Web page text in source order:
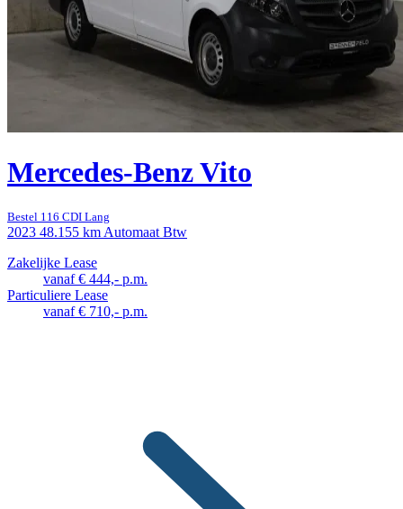
Mercedes-Benz Vito
Bestel 116 CDI Lang
2023 48.155 km Automaat Btw
Zakelijke Lease
vanaf € 444,- p.m.
Particuliere Lease
vanaf € 710,- p.m.